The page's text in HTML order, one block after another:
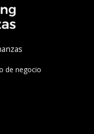
de negocio